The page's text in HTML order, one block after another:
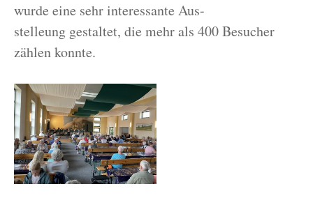
wurde eine sehr interessante Aus-
stelleung gestaltet, die mehr als 400 Besucher
zählen konnte.